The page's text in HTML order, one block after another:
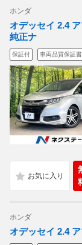
ホンダ
オデッセイ 2.4
純正ナ
保証付 車両品質保証
ホンダ
オデッセイ 2.4